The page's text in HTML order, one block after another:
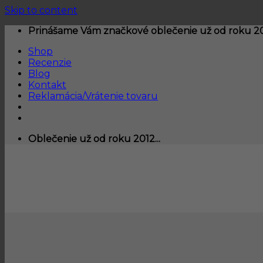
Skip to content
Prinášame Vám značkové oblečenie už od roku
Shop
Recenzie
Blog
Kontakt
Reklamácia/Vrátenie tovaru
Oblečenie už od roku 2012...